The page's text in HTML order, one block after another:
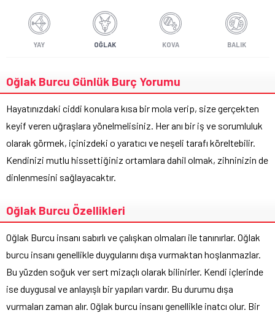
YAY OĞLAK KOVA BALIK
Oğlak Burcu Günlük Burç Yorumu
Hayatınızdaki ciddi konulara kısa bir mola verip, size gerçekten
keyif veren uğraşlara yönelmelisiniz. Her anı bir iş ve sorumluluk
olarak görmek, içinizdeki o yaratıcı ve neşeli tarafı köreltebilir.
Kendinizi mutlu hissettiğiniz ortamlara dahil olmak, zihninizin de
dinlenmesini sağlayacaktır.
Oğlak Burcu Özellikleri
Oğlak Burcu insanı sabırlı ve çalışkan olmaları ile tanınırlar. Oğlak
burcu insanı genellikle duygularını dışa vurmaktan hoşlanmazlar.
Bu yüzden soğuk ver sert mizaçlı olarak bilinirler. Kendi içlerinde
ise duygusal ve anlayışlı bir yapıları vardır. Bu durumu dışa
vurmaları zaman alır. Oğlak burcu insanı genellikle inatcı olur. Bir